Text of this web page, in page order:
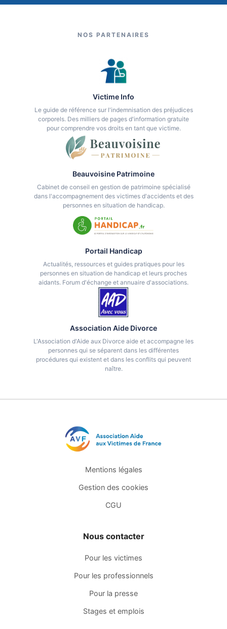
NOS PARTENAIRES
Victime Info
Le guide de référence sur l'indemnisation des préjudices
corporels. Des milliers de pages d'information gratuite
pour comprendre vos droits en tant que victime.
Beauvoisine Patrimoine
Cabinet de conseil en gestion de patrimoine spécialisé
dans l'accompagnement des victimes d'accidents et des
personnes en situation de handicap.
Portail Handicap
Actualités, ressources et guides pratiques pour les
personnes en situation de handicap et leurs proches
aidants. Forum d'échange et annuaire d'associations.
Association Aide Divorce
L'Association d'Aide aux Divorce aide et accompagne les
personnes qui se séparent dans les différentes
procédures qui existent et dans les conflits qui peuvent
naître.
Mentions légales
Gestion des cookies
CGU
Nous contacter
Pour les victimes
Pour les professionnels
Pour la presse
Stages et emplois